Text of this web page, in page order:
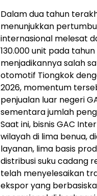
Dalam dua tahun
menunjukkan
internasional melesat
130.000 unit pada
menjadikannya salah
otomotif Tiongkok
2026, momentum
penjualan luar negeri
sementara jumlah
Saat ini, bisnis GAC
wilayah di lima benua,
layanan, lima basis
distribusi suku cadang
telah menyelesaikan
ekspor yang